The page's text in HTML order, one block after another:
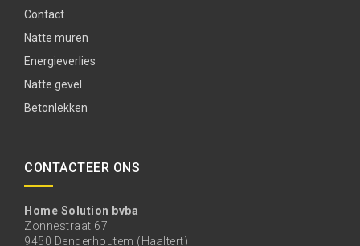
Contact
Natte muren
Energieverlies
Natte gevel
Betonlekken
CONTACTEER ONS
Home Solution bvba
Zonnestraat 67
9450 Denderhoutem (Haaltert)